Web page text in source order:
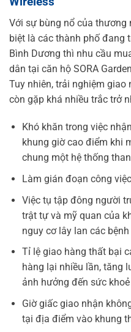
Với sự bùng nổ của
biệt là các thành phố đang
Bình Dương thì nhu cầu
dân tại căn hộ SORA
Tuy nhiên, trải nghiệm
còn gặp khá nhiều trắc trở
Khó khăn trong việc
khung giờ cao điểm khi
chung một hệ thống
Làm gián đoạn công
Việc tụ tập đông người
trật tự và mỹ quan của
nguy cơ lây lan các
Tỉ lệ giao hàng thất bại
hàng lại nhiều lần, tăng
ảnh hưởng đến sức
Giờ giấc giao nhận
tại địa điểm vào khung